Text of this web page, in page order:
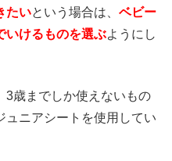
たいという場合は、 ベビー
いけるものを選ぶようにし
3歳までしか使えないもの
ュニアシートを使用してい